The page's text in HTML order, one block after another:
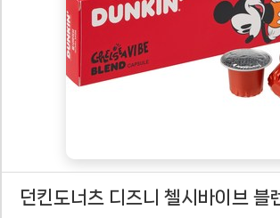
던킨도너츠 디즈니 첼시바이브 블